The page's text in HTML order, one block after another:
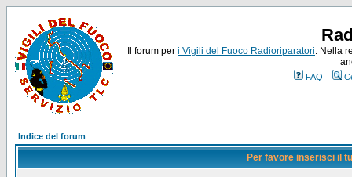
Il forum per i Vigili del Fuoco Radioriparatori. Nella
FAQ
Indice del forum
Per favore inserisci il